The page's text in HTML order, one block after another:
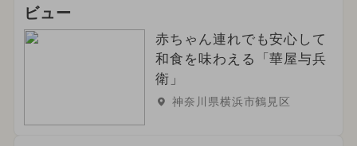
ビュー
赤ちゃん連れでも安心して
和食を味わえる「華屋与兵
衛」
神奈川県横浜市鶴見区